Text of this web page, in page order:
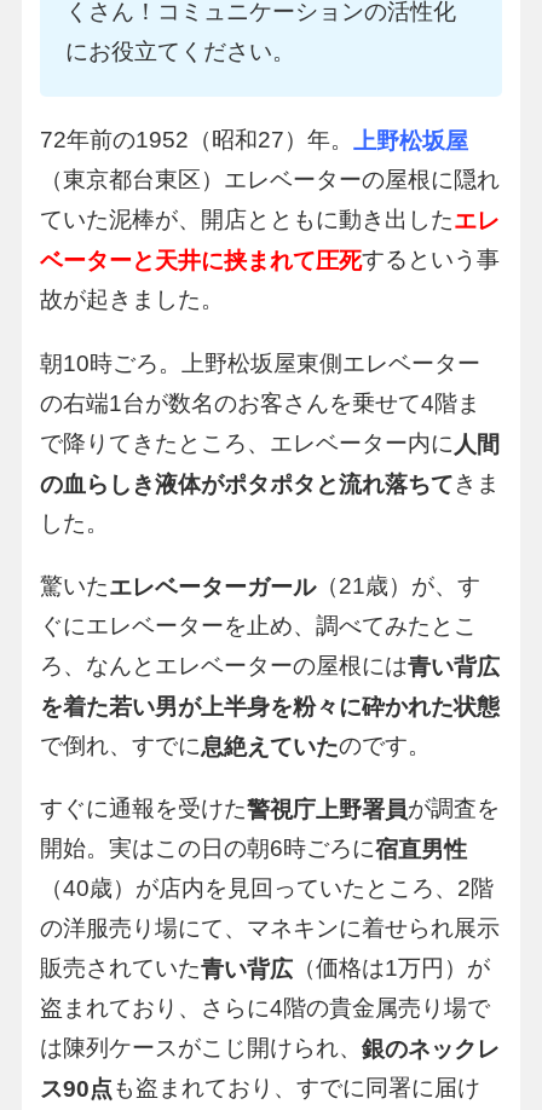
くさん！コミュニケーションの活性化
にお役立てください。
72年前の1952（昭和27）年。 上野松坂屋
（東京都台東区）エレベーターの屋根に隠れ
ていた泥棒が、開店とともに動き出したエレ
ベーターと天井に挟まれて圧死するという事
故が起きました。
朝10時ごろ。上野松坂屋東側エレベーター
の右端1台が数名のお客さんを乗せて4階ま
で降りてきたところ、エレベーター内に 人間
の血らしき液体がポタポタと流れ落ちてきま
した。
驚いたエレベーターガール（21歳）が、す
ぐにエレベーターを止め、調べてみたとこ
ろ、なんとエレベーターの屋根には青い背広
を着た若い男が上半身を粉々に砕かれた状態
で倒れ、すでに息絶えていたのです。
すぐに通報を受けた警視庁上野署員が調査を
開始。実はこの日の朝6時ごろに宿直男性
（40歳）が店内を見回っていたところ、2階
の洋服売り場にて、マネキンに着せられ展示
販売されていた青い背広（価格は1万円）が
盗まれており、さらに4階の貴金属売り場で
は陳列ケースがこじ開けられ、 銀のネックレ
ス90点も盗まれており、すでに同署に届け